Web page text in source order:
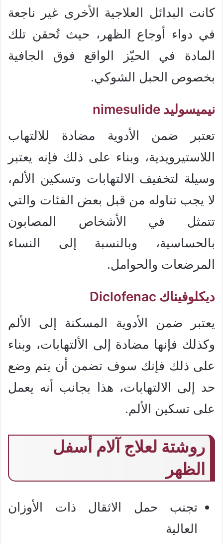
كانت البدائل العلاجية الأخرى غير ناجعة
في دواء أوجاع الظهر، حيث تُحقن تلك
المادة في الحيّز الواقع فوق الجافية
بخصوص الحبل الشوكي.
نيميسوليد nimesulide
تعتبر ضمن الأدوية مضادة للالتهاب
اللاستيرويدية، وبناء على ذلك فإنه يعتبر
وسيلة لتخفيف الالتهابات وتسكين الألم،
لا يجب تناوله من قبل بعض الفئات والتي
تتمثل في الأشخاص المصابون
بالحساسية، وبالنسبة إلى النساء
المرضعات والحوامل.
ديكلوفيناك Diclofenac
يعتبر ضمن الأدوية المسكنة إلى الألم
وكذلك فإنها مضادة إلى الألتهابات، وبناء
على ذلك فإنك سوف تضمن أن يتم وضع
حد إلى الالتهابات، هذا بجانب أنه يعمل
على تسكين الألم.
روشتة لعلاج آلام أسفل
الظهر
تجنب حمل الاثقال ذات الأوزان
العالية